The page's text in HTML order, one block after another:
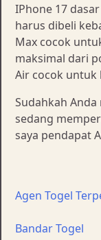
IPhone 17
harus dibeli
Max cocok
maksimal dari
Air cocok untuk
Sudahkah
sedang
saya pendapat
Agen Togel
Bandar Togel